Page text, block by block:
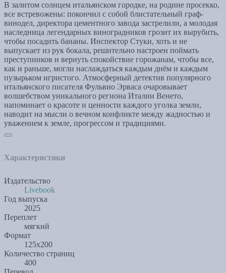
В залитом солнцем итальянском городке, на родине просекко,
все встревожены: покончил с собой блистательный граф-
винодел, директора цементного завода застрелили, а молодая
наследница легендарных виноградников грозит их вырубить,
чтобы посадить бананы. Инспектор Стуки, хоть и не
выпускает из рук бокала, решительно настроен поймать
преступников и вернуть спокойствие горожанам, чтобы все,
как и раньше, могли наслаждаться каждым днём и каждым
пузырьком игристого. Атмосферный детектив популярного
итальянского писателя Фульвио Эрваса очаровывает
волшебством уникального региона Италии Венето,
напоминает о красоте и ценности каждого уголка земли,
наводит на мысли о вечном конфликте между жадностью и
уважением к земле, прогрессом и традициями.
Характеристики
Издательство
Livebook
Год выпуска
2025
Переплет
мягкий
Формат
125х200
Количество страниц
400